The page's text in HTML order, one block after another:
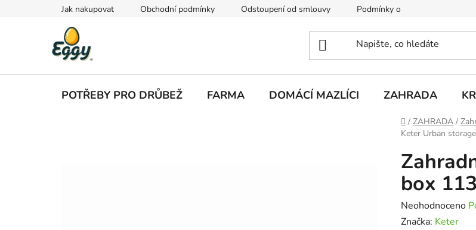
Jak nakupovat Obchodní podmínky Odstoupení od smlouvy Podmínky ochrany osobních
POTŘEBY PRO DRŮBEŽ FARMA DOMÁCÍ MAZLÍCI ZAHRADA
Domů
/ ZAHRADA /
Keter Urban
box
Průměrné
hodnocení
Neohodnoceno
Značka: Keter